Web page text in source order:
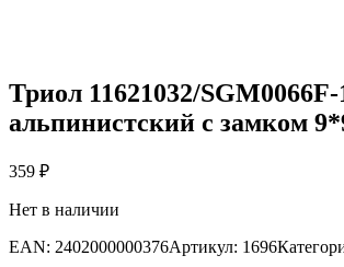
Триол 11621032/
альпинистский с замком
359 ₽
Нет в наличии
EAN: 2402000000376Артикул: 1696